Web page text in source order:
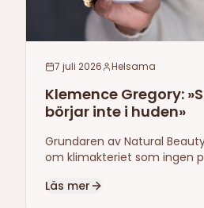
7 juli 2026 Helsama
Klemence Gregory:
börjar inte i huden»
Grundaren av Natural
om klimakteriet som ingen
skönhet börjar i kroppens
Läs mer